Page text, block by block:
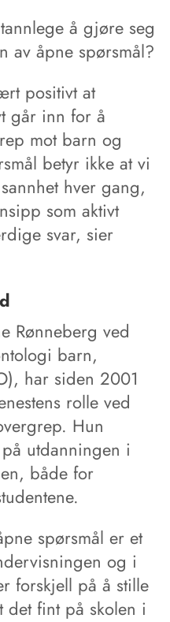
å gjøre seg
av åpne spørsmål?
positivt at
går inn for å
mot barn og
betyr ikke at vi
hver gang,
som aktivt
svar, sier
Rønneberg ved
barn,
har siden 2001
rolle ved
Hun
utdanningen i
både for
spørsmål er et
og i
forskjell på å stille
det fint på skolen i